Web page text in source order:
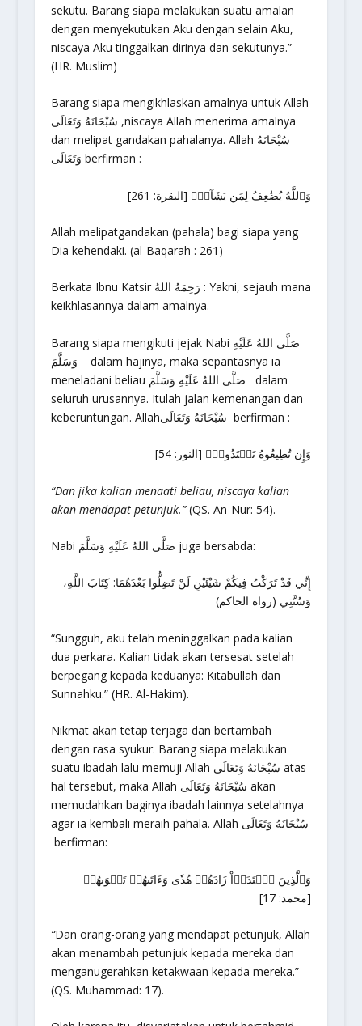
sekutu. Barang siapa melakukan suatu amalan
dengan menyekutukan Aku dengan selain Aku,
niscaya Aku tinggalkan dirinya dan sekutunya.”
(HR. Muslim)
Barang siapa mengikhlaskan amalnya untuk Allah
سُبْحَانَهُ وَتَعَالَى ,niscaya Allah menerima amalnya
dan melipat gandakan pahalanya. Allah سُبْحَانَهُ
وَتَعَالَى berfirman :
وَٱللَّهُ يُضَٰعِفُ لِمَن يَشَآءُۚ [البقرة: 261]
Allah melipatgandakan (pahala) bagi siapa yang
Dia kehendaki. (al-Baqarah : 261)
Berkata Ibnu Katsir رَحِمَهُ اللهُ : Yakni, sejauh mana
keikhlasannya dalam amalnya.
Barang siapa mengikuti jejak Nabi صَلَّى اللهُ عَلَيْهِ
وَسَلَّمَ dalam hajinya, maka sepantasnya ia
meneladani beliau صَلَّى اللهُ عَلَيْهِ وَسَلَّمَ dalam
seluruh urusannya. Itulah jalan kemenangan dan
keberuntungan. Allahسُبْحَانَهُ وَتَعَالَى berfirman :
وَإِن تُطِيعُوهُ تَهۡتَدُواْۚ [النور: 54]
“Dan jika kalian menaati beliau, niscaya kalian
akan mendapat petunjuk.”(QS. An-Nur: 54).
Nabi صَلَّى اللهُ عَلَيْهِ وَسَلَّمَ juga bersabda:
إِنِّي قَدْ تَرَكْتُ فِيكُمْ شَيْئَيْنِ لَنْ تَضِلُّوا بَعْدَهُمَا: كِتَابَ اللَّهِ،
وَسُنَّتِي (رواه الحاكم)
“Sungguh, aku telah meninggalkan pada kalian
dua perkara. Kalian tidak akan tersesat setelah
berpegang kepada keduanya: Kitabullah dan
Sunnahku.” (HR. Al-Hakim).
Nikmat akan tetap terjaga dan bertambah
dengan rasa syukur. Barang siapa melakukan
suatu ibadah lalu memuji Allah سُبْحَانَهُ وَتَعَالَى atas
hal tersebut, maka Allah سُبْحَانَهُ وَتَعَالَى akan
memudahkan baginya ibadah lainnya setelahnya
agar ia kembali meraih pahala. Allah سُبْحَانَهُ وَتَعَالَى
berfirman:
وَٱلَّذِينَ ٱهۡتَدَوۡاْ زَادَهُمۡ هُدٗى وَءَاتَىٰهُمۡ تَقۡوَىٰهُمۡ
[محمد: 17]
“Dan orang-orang yang mendapat petunjuk, Allah
akan menambah petunjuk kepada mereka dan
menganugerahkan ketakwaan kepada mereka.”
(QS. Muhammad: 17).